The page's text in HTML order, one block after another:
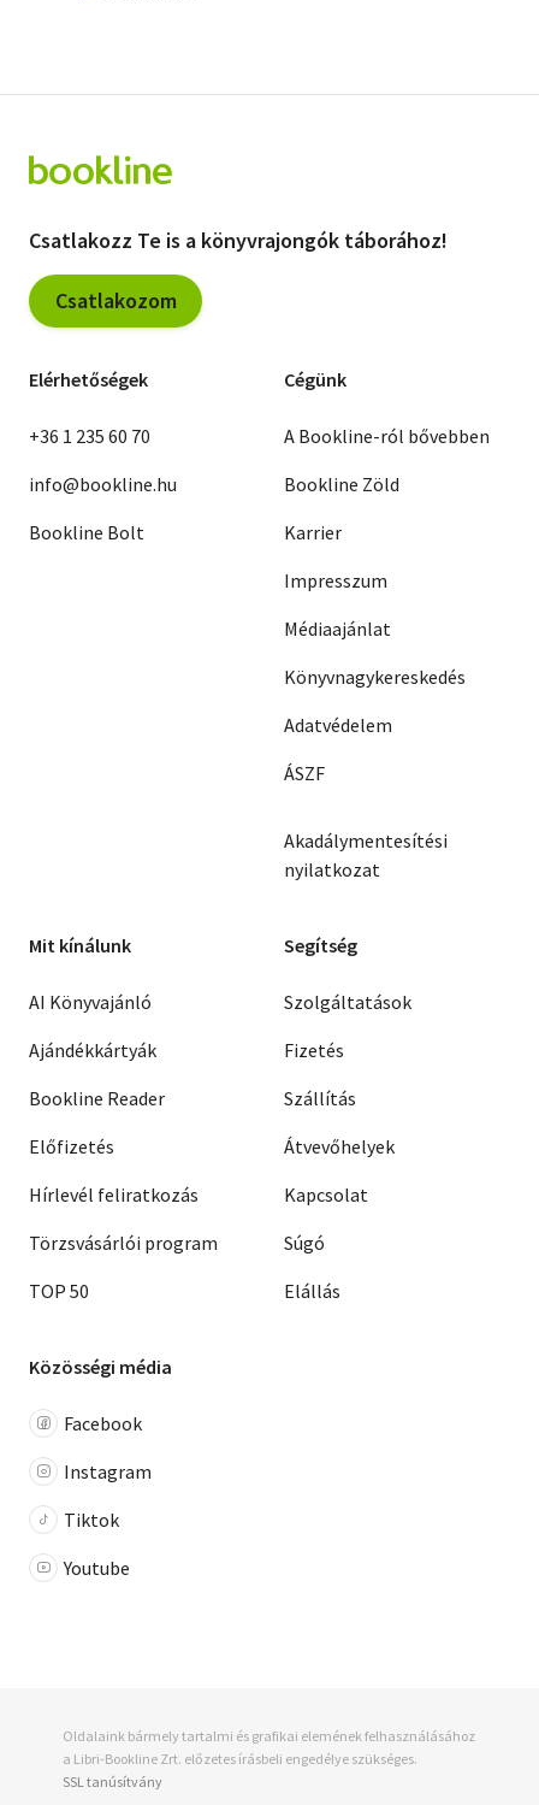
Csatlakozz Te is a könyvrajongók táborához!
Csatlakozom
Elérhetőségek
+36 1 235 60 70
info@bookline.hu
Bookline Bolt
Cégünk
A Bookline-ról bővebben
Bookline Zöld
Karrier
Impresszum
Médiaajánlat
Könyvnagykereskedés
Adatvédelem
ÁSZF
Akadálymentesítési
nyilatkozat
Mit kínálunk
AI Könyvajánló
Ajándékkártyák
Bookline Reader
Előfizetés
Hírlevél feliratkozás
Törzsvásárlói program
TOP 50
Segítség
Szolgáltatások
Fizetés
Szállítás
Átvevőhelyek
Kapcsolat
Súgó
Elállás
Közösségi média
Facebook
Instagram
Tiktok
Youtube
Oldalaink bármely tartalmi és grafikai elemének felhasználásához
a Libri-Bookline Zrt. előzetes írásbeli engedélye szükséges.
SSL tanúsítvány